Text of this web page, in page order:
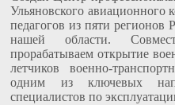
Ульяновского авиационного
педагогов из пяти регионов
нашей области.
прорабатываем открытие
летчиков военно-
одним из ключевых
специалистов по